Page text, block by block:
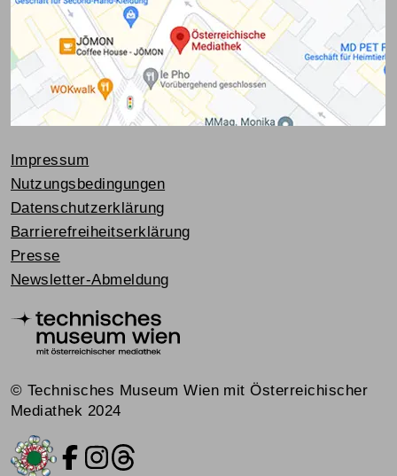
Impressum
Nutzungsbedingungen
Datenschutzerklärung
Barrierefreiheitserklärung
Presse
Newsletter-Abmeldung
© Technisches Museum Wien mit Österreichischer
Mediathek 2024